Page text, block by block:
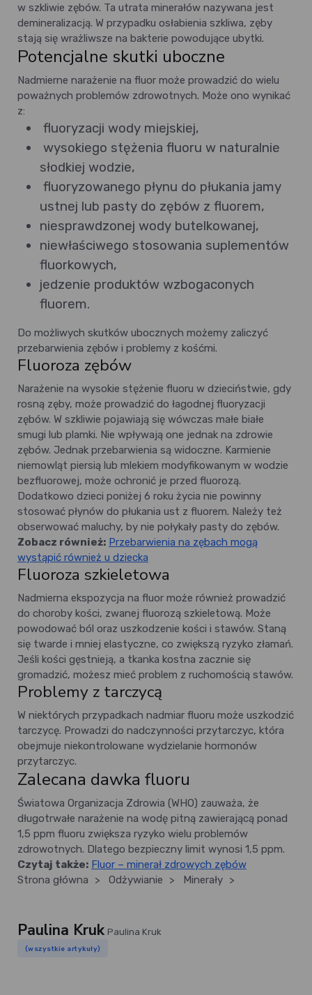
w szkliwie zębów. Ta utrata minerałów nazywana jest
demineralizacją. W przypadku osłabienia szkliwa, zęby
stają się wrażliwsze na bakterie powodujące ubytki.
Potencjalne skutki uboczne
Nadmierne narażenie na fluor może prowadzić do wielu
poważnych problemów zdrowotnych. Może ono wynikać
z:
fluoryzacji wody miejskiej,
wysokiego stężenia fluoru w naturalnie
słodkiej wodzie,
fluoryzowanego płynu do płukania jamy
ustnej lub pasty do zębów z fluorem,
niesprawdzonej wody butelkowanej,
niewłaściwego stosowania suplementów
fluorkowych,
jedzenie produktów wzbogaconych
fluorem.
Do możliwych skutków ubocznych możemy zaliczyć
przebarwienia zębów i problemy z kośćmi.
Fluoroza zębów
Narażenie na wysokie stężenie fluoru w dzieciństwie, gdy
rosną zęby, może prowadzić do łagodnej fluoryzacji
zębów. W szkliwie pojawiają się wówczas małe białe
smugi lub plamki. Nie wpływają one jednak na zdrowie
zębów. Jednak przebarwienia są widoczne. Karmienie
niemowląt piersią lub mlekiem modyfikowanym w wodzie
bezfluorowej, może ochronić je przed fluorozą.
Dodatkowo dzieci poniżej 6 roku życia nie powinny
stosować płynów do płukania ust z fluorem. Należy też
obserwować maluchy, by nie połykały pasty do zębów.
Zobacz również: Przebarwienia na zębach mogą
wystąpić również u dziecka
Fluoroza szkieletowa
Nadmierna ekspozycja na fluor może również prowadzić
do choroby kości, zwanej fluorozą szkieletową. Może
powodować ból oraz uszkodzenie kości i stawów. Staną
się twarde i mniej elastyczne, co zwiększą ryzyko złamań.
Jeśli kości gęstnieją, a tkanka kostna zacznie się
gromadzić, możesz mieć problem z ruchomością stawów.
Problemy z tarczycą
W niektórych przypadkach nadmiar fluoru może uszkodzić
tarczycę. Prowadzi do nadczynności przytarczyc, która
obejmuje niekontrolowane wydzielanie hormonów
przytarczyc.
Zalecana dawka fluoru
Światowa Organizacja Zdrowia (WHO) zauważa, że
długotrwałe narażenie na wodę pitną zawierającą ponad
1,5 ppm fluoru zwiększa ryzyko wielu problemów
zdrowotnych. Dlatego bezpieczny limit wynosi 1,5 ppm.
Czytaj także: Fluor – minerał zdrowych zębów
Strona główna
> Odżywianie > Minerały >
Paulina Kruk Paulina Kruk
(wszystkie artykuły)